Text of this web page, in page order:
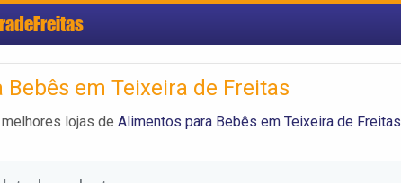
em Teixeira de Freitas
lojas de Alimentos para Bebês em Teixeira de Freitas